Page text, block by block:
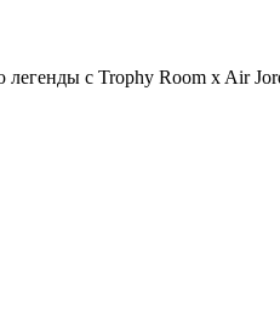
легенды с Trophy Room x Air